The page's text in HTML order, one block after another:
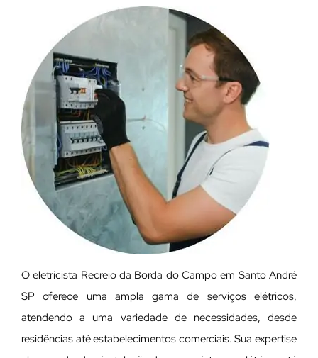
O eletricista Recreio da Borda do Campo em Santo André
SP oferece uma ampla gama de serviços elétricos,
atendendo a uma variedade de necessidades, desde
residências até estabelecimentos comerciais. Sua expertise